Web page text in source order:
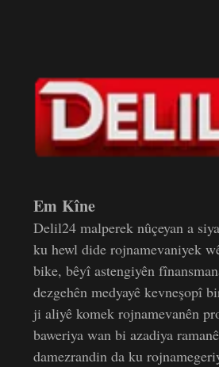
Em Kîne
Delil24 malperek nûçeyan a
ku hewl dide rojnamevaniyek
bike, bêyî astengiyên
dezgehên medyayê kevneşopî
ji aliyê komek rojnamevanên
baweriya wan bi azadiya
damezrandin da ku